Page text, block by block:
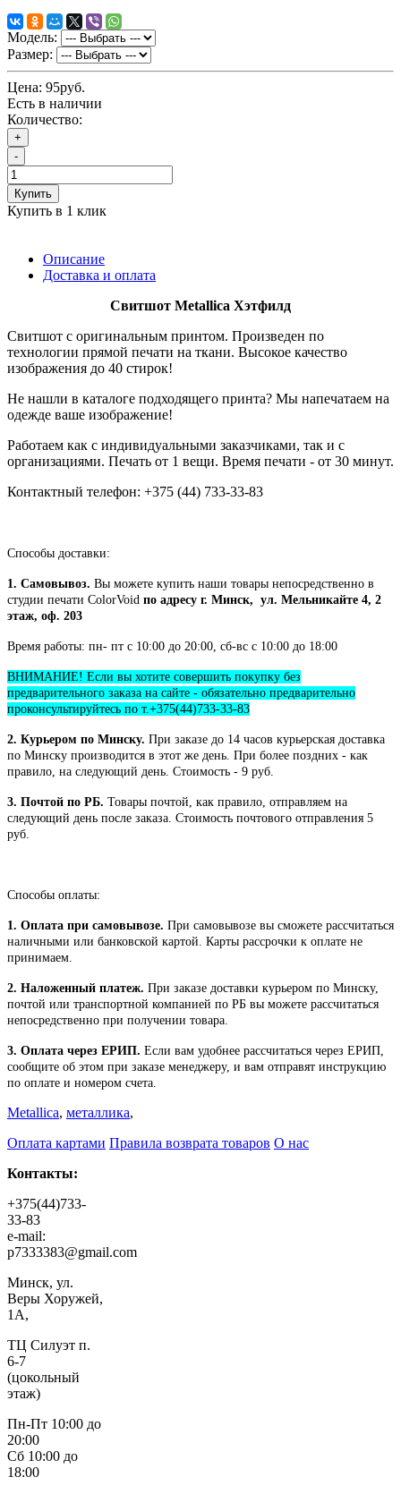
Модель:
Размер:
Цена: 95руб.
Есть в наличии
Количество:
+
-
Купить
Купить в 1 клик
Описание
Доставка и оплата
Свитшот Metallica Хэтфилд
Свитшот с оригинальным принтом. Произведен по
технологии прямой печати на ткани. Высокое качество
изображения до 40 стирок!
Не нашли в каталоге подходящего принта? Мы напечатаем на
одежде ваше изображение!
Работаем как с индивидуальными заказчиками, так и с
организациями. Печать от 1 вещи. Время печати - от 30 минут.
Контактный телефон: +375 (44) 733-33-83
Способы доставки:
1. Самовывоз. Вы можете купить наши товары непосредственно в
студии печати ColorVoid по адресу г. Минск, ул. Мельникайте 4, 2
этаж, оф. 203
Время работы: пн- пт с 10:00 до 20:00, сб-вс с 10:00 до 18:00
ВНИМАНИЕ! Если вы хотите совершить покупку без
предварительного заказа на сайте - обязательно предварительно
проконсультируйтесь по т.+375(44)733-33-83
2. Курьером по Минску. При заказе до 14 часов курьерская доставка
по Минску производится в этот же день. При более поздних - как
правило, на следующий день. Стоимость - 9 руб.
3. Почтой по РБ. Товары почтой, как правило, отправляем на
следующий день после заказа. Стоимость почтового отправления 5
руб.
Способы оплаты:
1. Оплата при самовывозе. При самовывозе вы сможете рассчитаться
наличными или банковской картой. Карты рассрочки к оплате не
принимаем.
2. Наложенный платеж. При заказе доставки курьером по Минску,
почтой или транспортной компанией по РБ вы можете рассчитаться
непосредственно при получении товара.
3. Оплата через ЕРИП. Если вам удобнее рассчитаться через ЕРИП,
сообщите об этом при заказе менеджеру, и вам отправят инструкцию
по оплате и номером счета.
Metallica, металлика,
Оплата картами Правила возврата товаров О нас
Контакты:
+375(44)733-
33-83
e-mail:
p7333383@gmail.com
Минск, ул.
Веры Хоружей,
1А,
ТЦ Силуэт п.
6-7
(цокольный
этаж)
Пн-Пт 10:00 до
20:00
Сб 10:00 до
18:00